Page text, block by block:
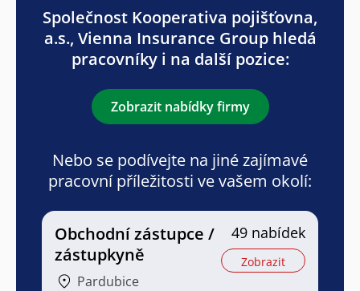
Společnost Kooperativa pojišťovna,
a.s., Vienna Insurance Group hledá
pracovníky i na další pozice:
Zobrazit nabídky firmy
Nebo se podívejte na jiné zajímavé
pracovní příležitosti ve vašem okolí:
Obchodní zástupce /
zástupkyně
Pardubice
49 nabídek
Zobrazit